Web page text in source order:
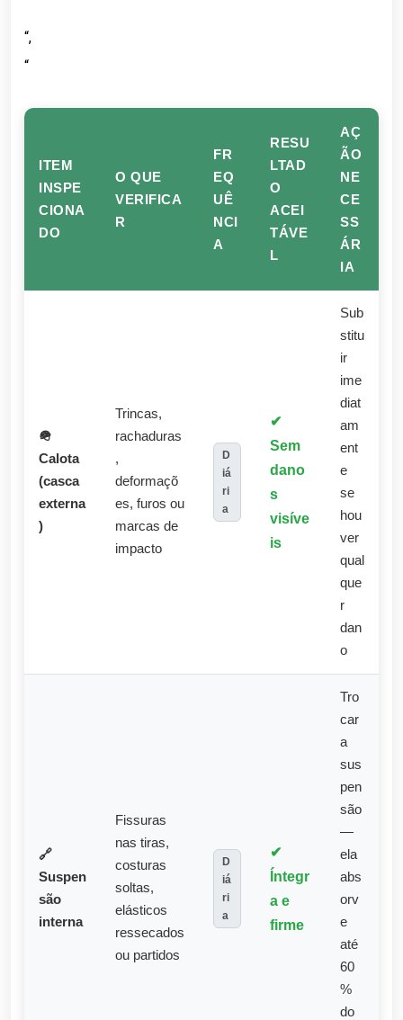
“,
“
ITEM
INSPE
CIONA
DO
O QUE
VERIFICA
R
FR
EQ
UÊ
NCI
A
RESU
LTAD
O
ACEI
TÁVE
L
AÇ
ÃO
NE
CE
SS
ÁR
IA
🪖
Calota
(casca
externa
)
Trincas,
rachaduras
,
deformaçõ
es, furos ou
marcas de
impacto
D
iá
ri
a
✔
Sem
dano
s
visíve
is
Sub
stitu
ir
ime
diat
am
ent
e
se
hou
ver
qual
que
r
dan
o
🔗
Suspen
são
interna
Fissuras
nas tiras,
costuras
soltas,
elásticos
ressecados
ou partidos
D
iá
ri
a
✔
Íntegr
a e
firme
Tro
car
a
sus
pen
são
—
ela
abs
orv
e
até
60
%
do